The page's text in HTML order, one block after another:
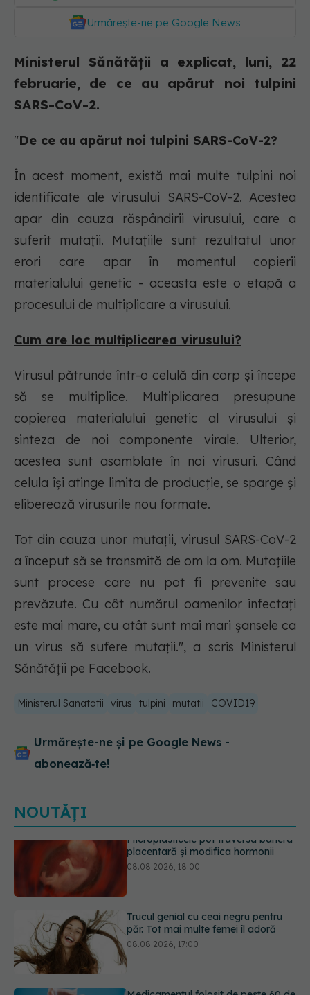
Urmărește-ne pe Google News
Ministerul Sănătății a explicat, luni, 22
februarie, de ce au apărut noi tulpini
SARS-CoV-2.
"De ce au apărut noi tulpini SARS-CoV-2?
În acest moment, există mai multe tulpini noi
identificate ale virusului SARS-CoV-2. Acestea
apar din cauza răspândirii virusului, care a
suferit mutații. Mutațiile sunt rezultatul unor
erori care apar în momentul copierii
materialului genetic - aceasta este o etapă a
procesului de multiplicare a virusului.
Cum are loc multiplicarea virusului?
Virusul pătrunde într-o celulă din corp și începe
să se multiplice. Multiplicarea presupune
copierea materialului genetic al virusului și
sinteza de noi componente virale. Ulterior,
acestea sunt asamblate în noi virusuri. Când
celula își atinge limita de producție, se sparge și
eliberează virusurile nou formate.
Tot din cauza unor mutații, virusul SARS-CoV-2
a început să se transmită de om la om. Mutațiile
sunt procese care nu pot fi prevenite sau
prevăzute. Cu cât numărul oamenilor infectați
este mai mare, cu atât sunt mai mari șansele ca
un virus să sufere mutații.", a scris Ministerul
Sănătății pe Facebook.
Ministerul Sanatatii virus tulpini mutatii COVID19
Urmărește-ne și pe Google News -
abonează‑te!
NOUTĂȚI
Trucul genial cu ceai negru pentru
păr. Tot mai multe femei îl adoră
Medicamentul folosit de peste 60 de
ani care acționează într-un loc